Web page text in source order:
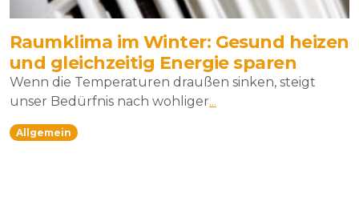
Raumklima im Winter: Gesund heizen
und gleichzeitig Energie sparen
Wenn die Temperaturen draußen sinken, steigt
unser Bedürfnis nach wohliger...
Allgemein